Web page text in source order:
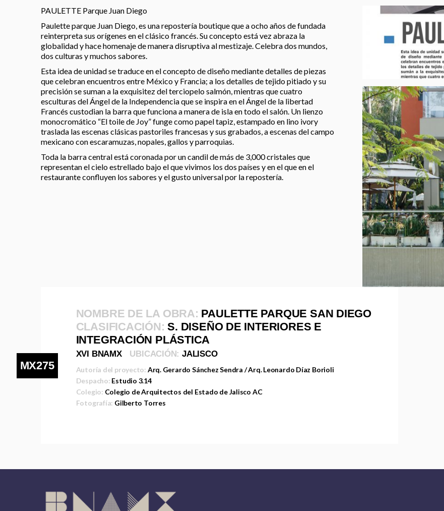
PAULETTE Parque Juan Diego
Paulette parque Juan Diego, es una repostería boutique que a ocho años de fundada
reinterpreta sus orígenes en el clásico francés. Su concepto está vez abraza la
globalidad y hace homenaje de manera disruptiva al mestizaje. Celebra dos mundos,
dos culturas y muchos sabores.
Esta idea de unidad se traduce en el concepto de diseño mediante detalles de piezas
que celebran encuentros entre México y Francia; a los detalles de tejido pitiado y su
precisión se suman a la exquisitez del terciopelo salmón, mientras que cuatro
esculturas del Ángel de la Independencia que se inspira en el Ángel de la libertad
Francés custodian la barra que funciona a manera de isla en todo el salón. Un lienzo
monocromático “El toile de Joy” funge como papel tapiz, estampado en lino ivory
traslada las escenas clásicas pastoriles francesas y sus grabados, a escenas del campo
mexicano con escaramuzas, nopales, gallos y parroquias.
Toda la barra central está coronada por un candil de más de 3,000 cristales que
representan el cielo estrellado bajo el que vivimos los dos países y en el que en el
restaurante confluyen los sabores y el gusto universal por la repostería.
MX275
NOMBRE DE LA OBRA: PAULETTE PARQUE SAN DIEGO
CLASIFICACIÓN:S. DISEÑO DE INTERIORES E
INTEGRACIÓN PLÁSTICA
XVI BNAMX UBICACIÓN:JALISCO
Autoría del proyecto: Arq. Gerardo Sánchez Sendra / Arq. Leonardo Díaz Borioli
Despacho: Estudio 3.14
Colegio: Colegio de Arquitectos del Estado de Jalisco AC
Fotografía: Gilberto Torres